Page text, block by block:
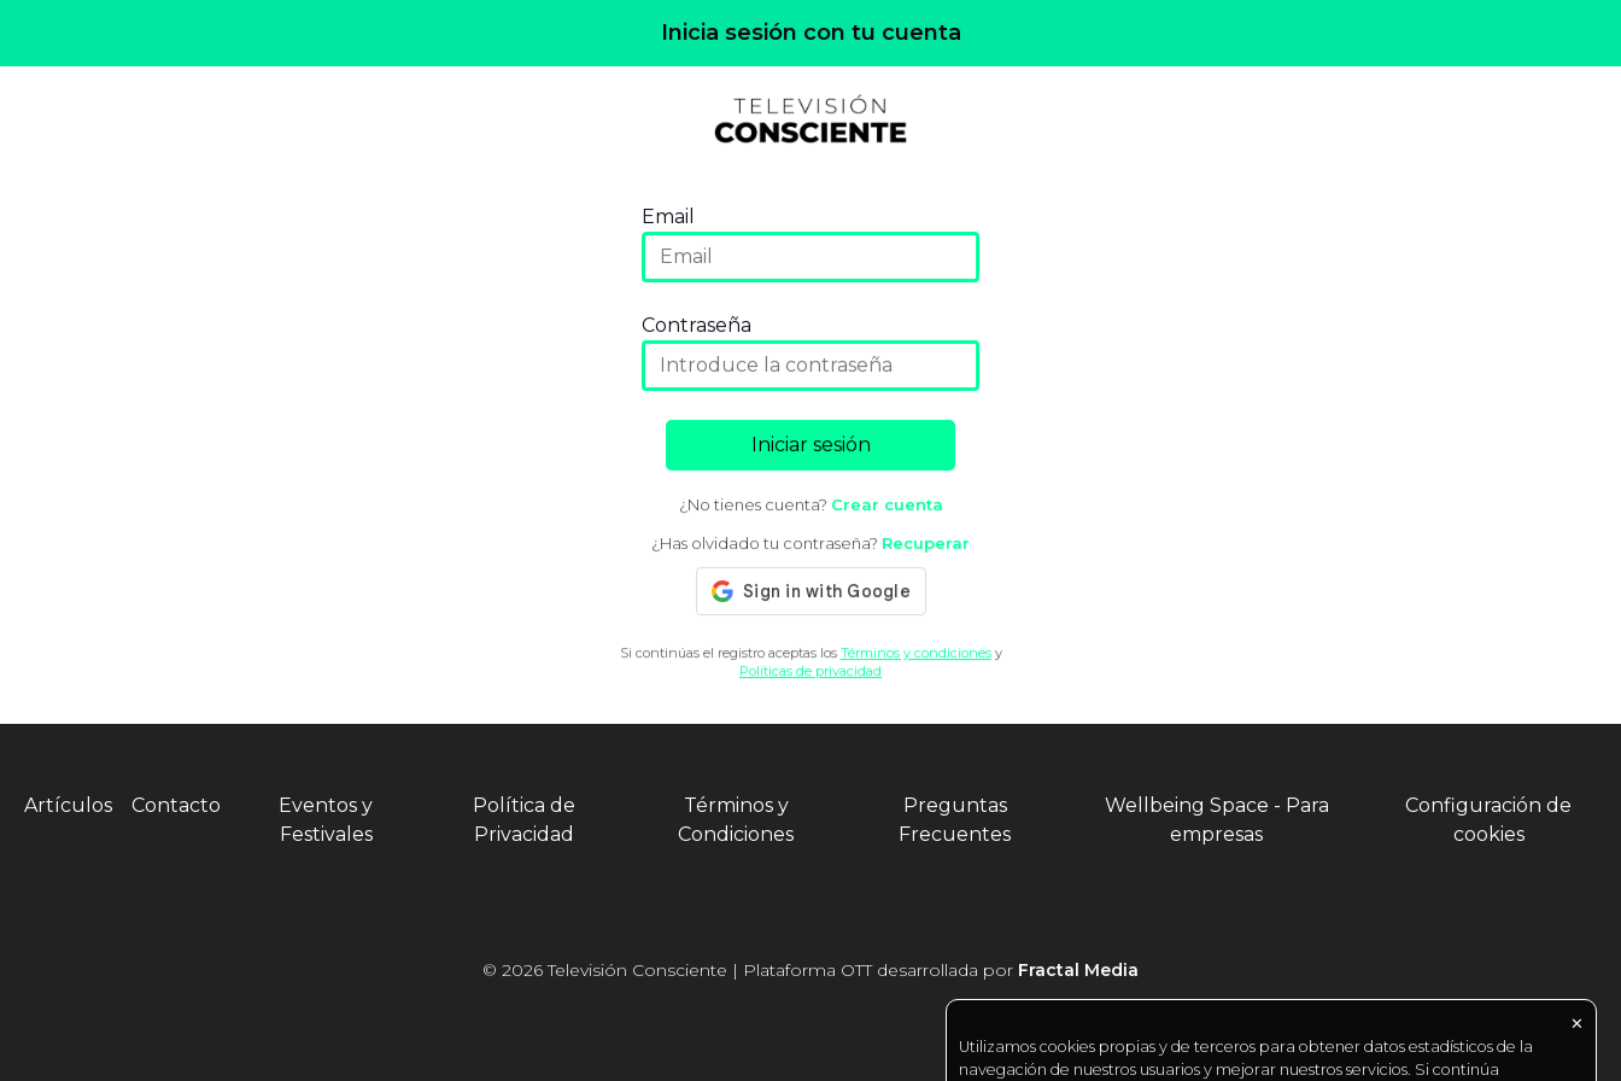
Inicia sesión con tu cuenta
Email
Contraseña
Iniciar sesión
¿No tienes cuenta? Crear cuenta
¿Has olvidado tu contraseña? Recuperar
Si continúas el registro aceptas los Términos y condicionesy
Políticas de privacidad
Artículos Contacto
Eventos y
Festivales
Política de
Privacidad
Términos y
Condiciones
Preguntas
Frecuentes
Wellbeing Space - Para
empresas
Configuración de
cookies
© 2026 Televisión Consciente | Plataforma OTT desarrollada por Fractal Media
✕
Utilizamos cookies propias y de terceros para obtener datos estadísticos de la
navegación de nuestros usuarios y mejorar nuestros servicios. Si continúa